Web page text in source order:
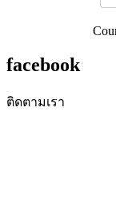
facebook
ติดตามเรา